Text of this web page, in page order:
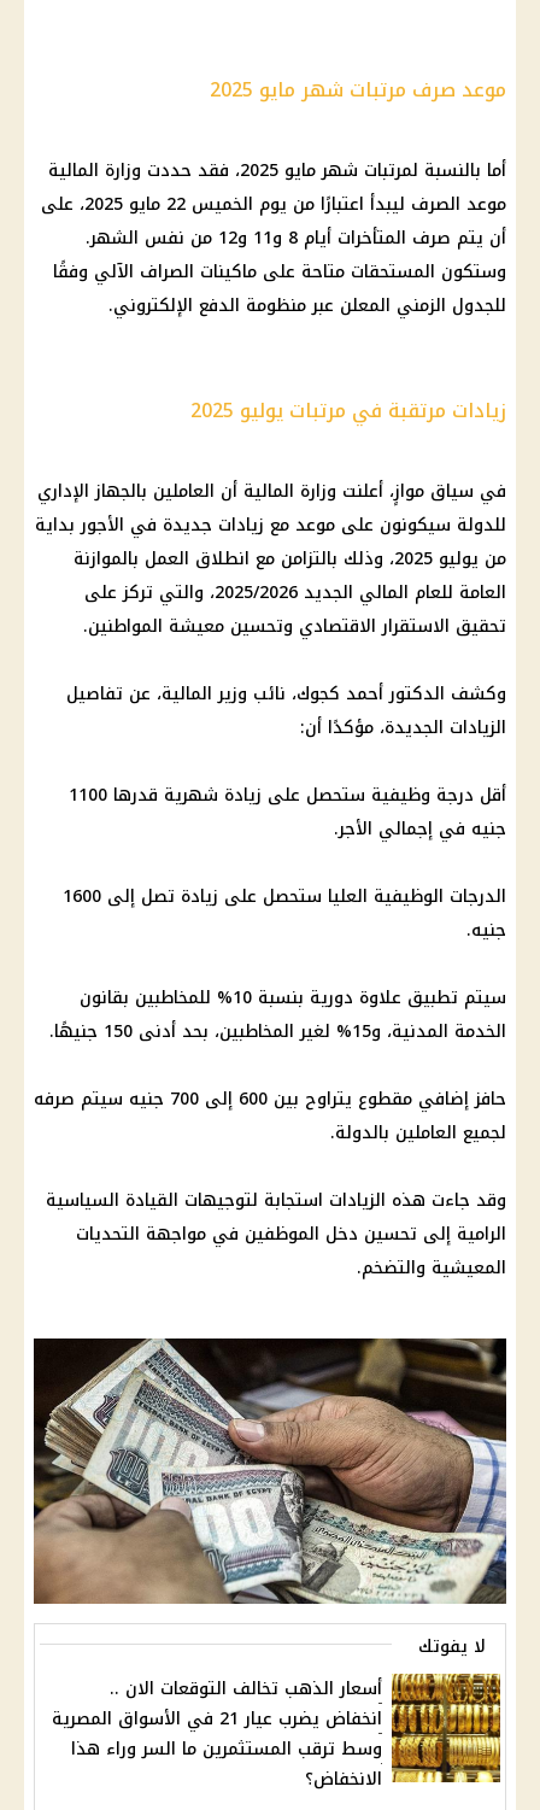
موعد صرف مرتبات شهر مايو 2025
أما بالنسبة لمرتبات شهر مايو 2025، فقد حددت وزارة المالية
موعد الصرف ليبدأ اعتبارًا من يوم الخميس 22 مايو 2025، على
أن يتم صرف المتأخرات أيام 8 و11 و12 من نفس الشهر.
وستكون المستحقات متاحة على ماكينات الصراف الآلي وفقًا
للجدول الزمني المعلن عبر منظومة الدفع الإلكتروني.
زيادات مرتقبة في مرتبات يوليو 2025
في سياق موازٍ، أعلنت وزارة المالية أن العاملين بالجهاز الإداري
للدولة سيكونون على موعد مع زيادات جديدة في الأجور بداية
من يوليو 2025، وذلك بالتزامن مع انطلاق العمل بالموازنة
العامة للعام المالي الجديد 2025/2026، والتي تركز على
تحقيق الاستقرار الاقتصادي وتحسين معيشة المواطنين.
وكشف الدكتور أحمد كجوك، نائب وزير المالية، عن تفاصيل
الزيادات الجديدة، مؤكدًا أن:
أقل درجة وظيفية ستحصل على زيادة شهرية قدرها 1100
جنيه في إجمالي الأجر.
الدرجات الوظيفية العليا ستحصل على زيادة تصل إلى 1600
جنيه.
سيتم تطبيق علاوة دورية بنسبة 10% للمخاطبين بقانون
الخدمة المدنية، و15% لغير المخاطبين، بحد أدنى 150 جنيهًا.
حافز إضافي مقطوع يتراوح بين 600 إلى 700 جنيه سيتم صرفه
لجميع العاملين بالدولة.
وقد جاءت هذه الزيادات استجابة لتوجيهات القيادة السياسية
الرامية إلى تحسين دخل الموظفين في مواجهة التحديات
المعيشية والتضخم.
لا يفوتك
أسعار الذهب تخالف التوقعات الان ..
انخفاض يضرب عيار 21 في الأسواق المصرية
وسط ترقب المستثمرين ما السر وراء هذا
الانخفاض؟